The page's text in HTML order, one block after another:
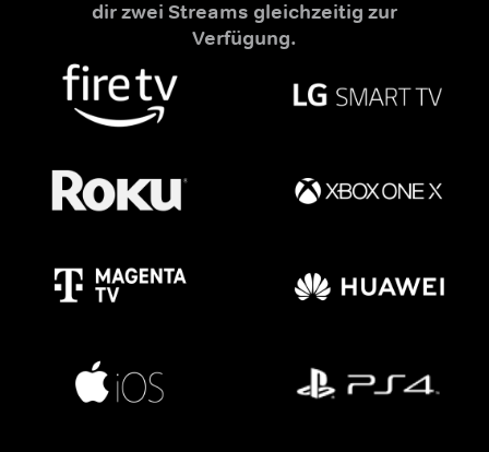
dir zwei Streams gleichzeitig zur
Verfügung.